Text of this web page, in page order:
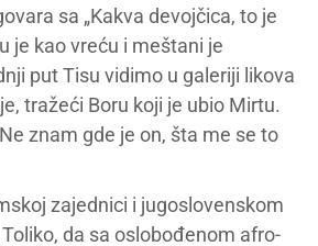
sa „Kakva devojčica, to je
je kao vreću i meštani je
put Tisu vidimo u galeriji likova
tražeći Boru koji je ubio Mirtu.
znam gde je on, šta me se to
zajednici i jugoslovenskom
da sa oslobođenom afro-